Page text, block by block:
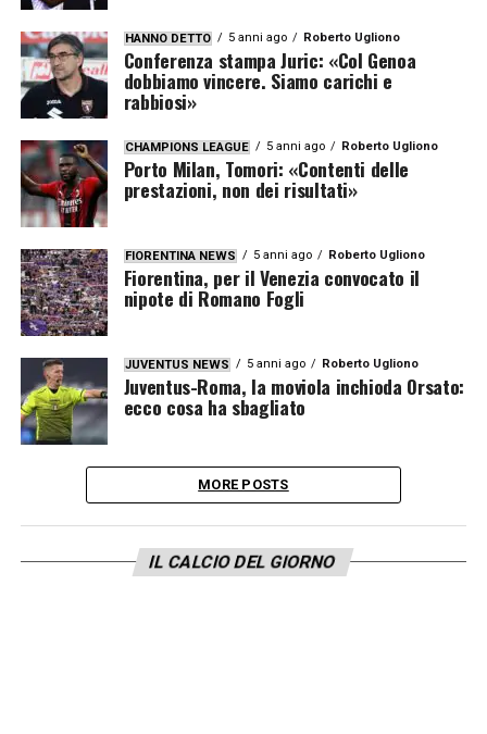
HANNO DETTO 5 anni ago Roberto Ugliono
Conferenza stampa Juric: «Col Genoa
dobbiamo vincere. Siamo carichi e
rabbiosi»
CHAMPIONS LEAGUE 5 anni ago Roberto Ugliono
Porto Milan, Tomori: «Contenti delle
prestazioni, non dei risultati»
FIORENTINA NEWS 5 anni ago Roberto Ugliono
Fiorentina, per il Venezia convocato il
nipote di Romano Fogli
JUVENTUS NEWS 5 anni ago Roberto Ugliono
Juventus-Roma, la moviola inchioda Orsato:
ecco cosa ha sbagliato
MORE POSTS
IL CALCIO DEL GIORNO